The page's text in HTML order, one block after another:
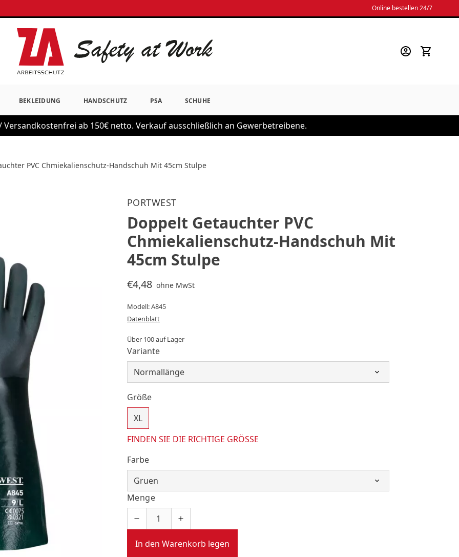
Online bestellen 24/7
BEKLEIDUNG HANDSCHUTZ PSA SCHUHE
Versandkostenfrei ab 150€ netto. Verkauf ausschließlich an Gewerbetreibene.
PVC Chmiekalienschutz-Handschuh Mit 45cm Stulpe
PORTWEST
Doppelt Getauchter PVC
Chmiekalienschutz-Handschuh Mit
45cm Stulpe
€4,48 ohne MwSt
Modell: A845
Datenblatt
Über 100 auf Lager
Variante
Größe
XL
FINDEN SIE DIE RICHTIGE GRÖSSE
Farbe
Menge
In den Warenkorb legen